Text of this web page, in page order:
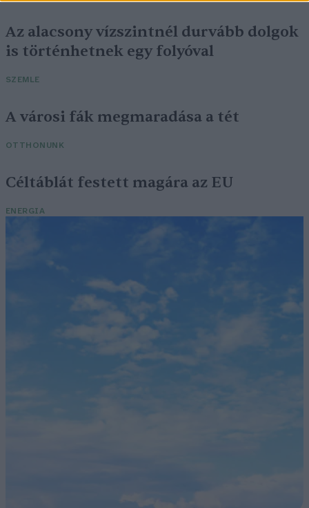
Az alacsony vízszintnél durvább dolgok
is történhetnek egy folyóval
SZEMLE
A városi fák megmaradása a tét
OTTHONUNK
Céltáblát festett magára az EU
ENERGIA